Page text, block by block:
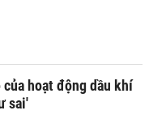
hoạt động dầu khí
sai'